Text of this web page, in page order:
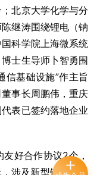
北京大学化学与分
继涛围绕锂电（钠
科学院上海微系统
士生导师卜智勇围
信基础设施”作主旨
事长周鹏伟，重庆
表已签约落地企业
好合作协议2个，
涉及新型锂电池、